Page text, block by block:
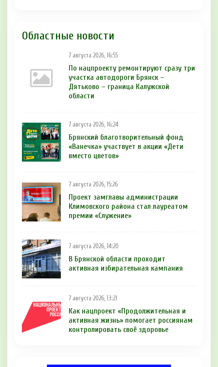
Областные новости
7 августа 2026, 16:55
По нацпроекту ремонтируют сразу три
участка автодороги Брянск –
Дятьково – граница Калужской
области
7 августа 2026, 16:24
Брянский благотворительный фонд
«Ванечка» участвует в акции «Дети
вместо цветов»
7 августа 2026, 15:26
Проект замглавы администрации
Климовского района стал лауреатом
премии «Служение»
7 августа 2026, 14:20
В Брянской области проходит
активная избирательная кампания
7 августа 2026, 13:21
Как нацпроект «Продолжительная и
активная жизнь» помогает россиянам
контролировать своё здоровье